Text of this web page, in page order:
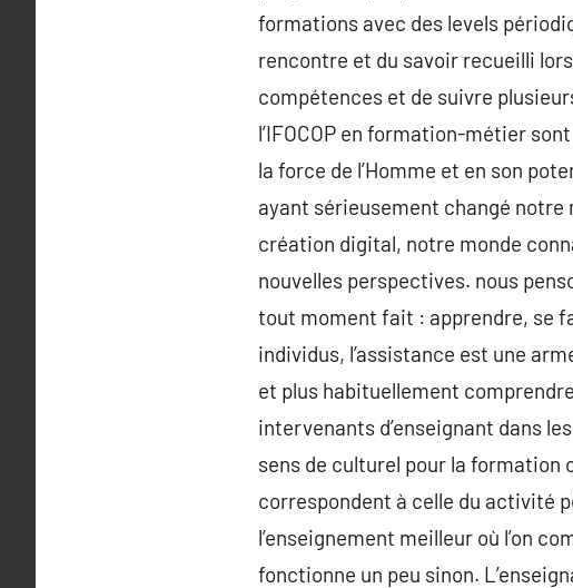
formations avec des levels
rencontre et du savoir recueilli
compétences et de suivre
l’IFOCOP en formation-métier
la force de l’Homme et en son
ayant sérieusement changé notre
création digital, notre monde
nouvelles perspectives. nous
tout moment fait : apprendre, se
individus, l’assistance est une
et plus habituellement
intervenants d’enseignant dans
sens de culturel pour la formation
correspondent à celle du activité
l’enseignement meilleur où l’on
fonctionne un peu sinon.